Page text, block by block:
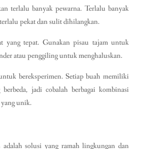
terlalu banyak pewarna. Terlalu banyak
pekat dan sulit dihilangkan.
yang tepat. Gunakan pisau tajam untuk
atau penggiling untuk menghaluskan.
bereksperimen. Setiap buah memiliki
jadi cobalah berbagai kombinasi
unik.
solusi yang ramah lingkungan dan